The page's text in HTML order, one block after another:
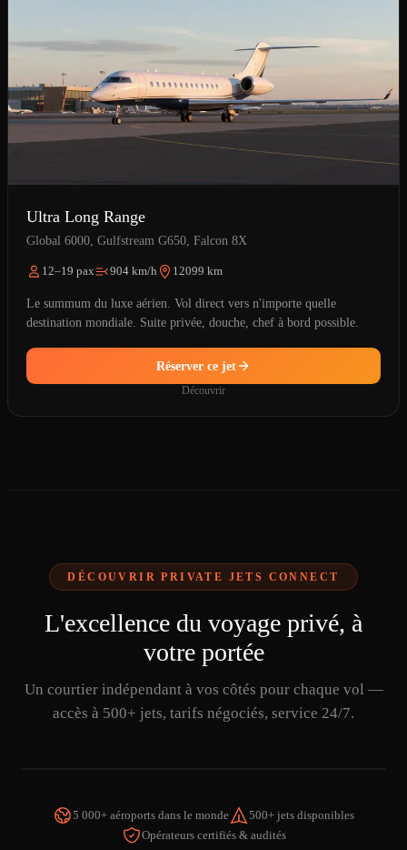
Ultra Long Range
Global 6000, Gulfstream G650, Falcon 8X
12–19 pax 904 km/h 12099 km
Le summum du luxe aérien. Vol direct vers n'importe quelle
destination mondiale. Suite privée, douche, chef à bord possible.
Réserver ce jet
Découvrir
DÉCOUVRIR PRIVATE JETS CONNECT
L'excellence du voyage privé, à
votre portée
Un courtier indépendant à vos côtés pour chaque vol —
accès à 500+ jets, tarifs négociés, service 24/7.
REGARDER LA VIDÉO
5 000+ aéroports dans le monde
500+ jets disponibles
Opérateurs certifiés & audités